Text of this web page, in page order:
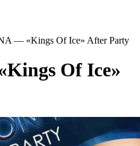
— «Kings Of Ice» After Party
Of Ice»